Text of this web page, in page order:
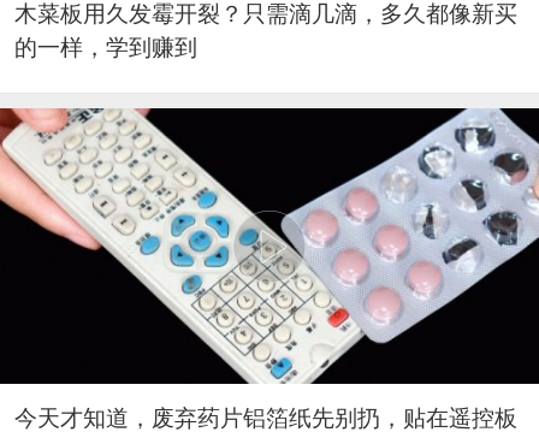
木菜板用久发霉开裂？只需滴几滴，多久都像新买
的一样，学到赚到
今天才知道，废弃药片铝箔纸先别扔，贴在遥控板